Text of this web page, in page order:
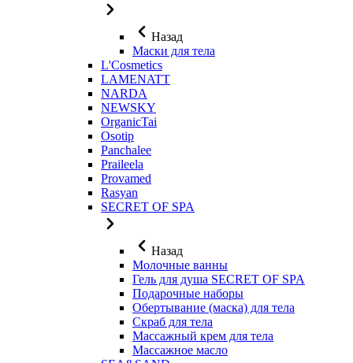
Назад
Маски для тела
L'Cosmetics
LAMENATT
NARDA
NEWSKY
OrganicTai
Osotip
Panchalee
Praileela
Provamed
Rasyan
SECRET OF SPA
Назад
Молочные ванны
Гель для душа SECRET OF SPA
Подарочные наборы
Обертывание (маска) для тела
Скраб для тела
Массажный крем для тела
Массажное масло